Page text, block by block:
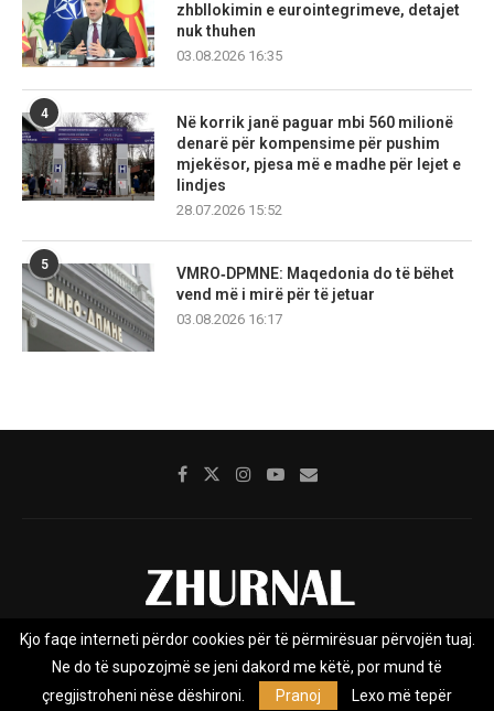
zhbllokimin e eurointegrimeve, detajet
nuk thuhen
03.08.2026 16:35
4
Në korrik janë paguar mbi 560 milionë
denarë për kompensime për pushim
mjekësor, pjesa më e madhe për lejet e
lindjes
28.07.2026 15:52
5
VMRO‑DPMNE: Maqedonia do të bëhet
vend më i mirë për të jetuar
03.08.2026 16:17
Rreth nesh Impresumi Marketing
Privacy Policy
Kjo faqe interneti përdor cookies për të përmirësuar përvojën tuaj.
Ne do të supozojmë se jeni dakord me këtë, por mund të
çregjistroheni nëse dëshironi.
Pranoj Lexo më tepër